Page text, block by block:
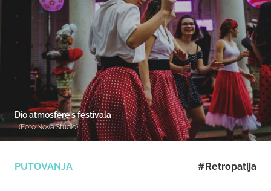
PUTOVANJA #Retropatija
Dio atmosfere s festivala
(Foto:Nova Studio)